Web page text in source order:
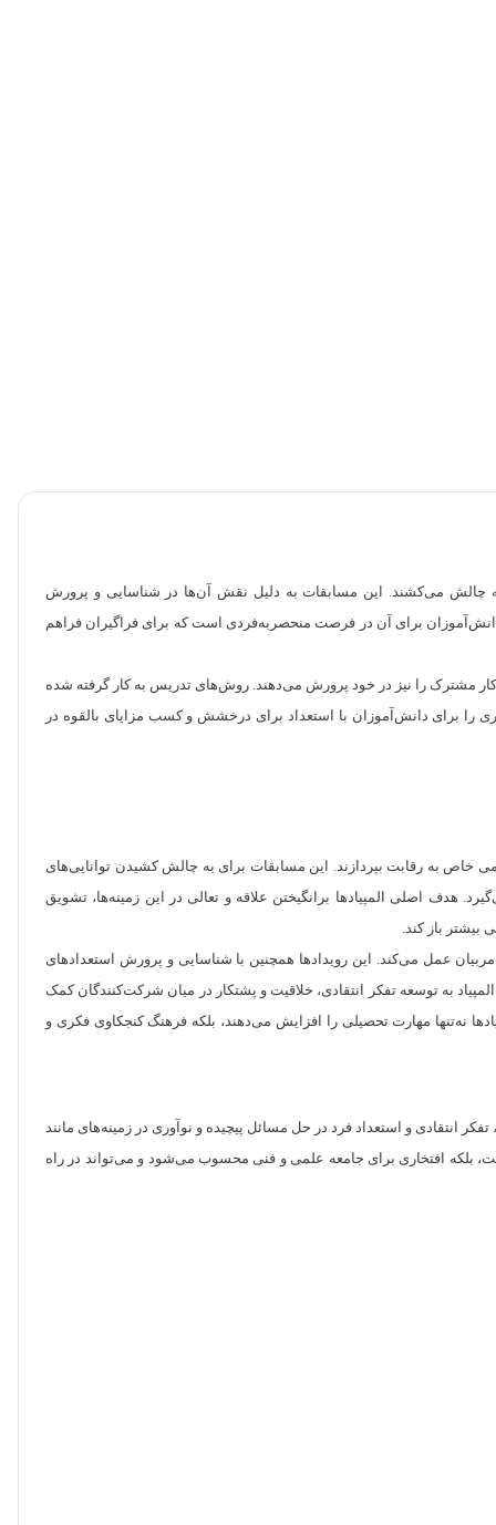
به چالش می‌کشند. این مسابقات به دلیل نقش آن‌ها در شناسایی و پرورش
برای آن در فرصت منحصربه‌فردی است که برای فراگیران فراهم
کار مشترک را نیز در خود پرورش می‌دهند. روش‌های تدریس به کار گرفته شده
را برای دانش‌آموزان با استعداد برای درخشش و کسب مزایای بالقوه در
خاص به رقابت بپردازند. این مسابقات برای به چالش کشیدن توانایی‌های
اصلی المپیادها برانگیختن علاقه و تعالی در این زمینه‌ها، تشویق
باز کند.
عمل می‌کند. این رویدادها همچنین با شناسایی و پرورش استعدادهای
به توسعه تفکر انتقادی، خلاقیت و پشتکار در میان شرکت‌کنندگان کمک
نه‌تنها مهارت تحصیلی را افزایش می‌دهند، بلکه فرهنگ کنجکاوی فکری و
انتقادی و استعداد فرد در حل مسائل پیچیده و نوآوری در زمینه‌های مانند
بلکه افتخاری برای جامعه علمی و فنی محسوب می‌شود و می‌تواند در راه